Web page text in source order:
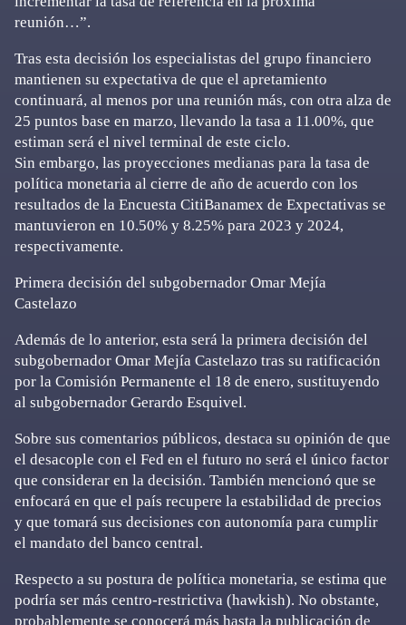
reunión…”.
Tras esta decisión los especialistas del grupo financiero
mantienen su expectativa de que el apretamiento
continuará, al menos por una reunión más, con otra alza de
25 puntos base en marzo, llevando la tasa a 11.00%, que
estiman será el nivel terminal de este ciclo.
Sin embargo, las proyecciones medianas para la tasa de
política monetaria al cierre de año de acuerdo con los
resultados de la Encuesta CitiBanamex de Expectativas se
mantuvieron en 10.50% y 8.25% para 2023 y 2024,
respectivamente.
Primera decisión del subgobernador Omar Mejía
Castelazo
Además de lo anterior, esta será la primera decisión del
subgobernador Omar Mejía Castelazo tras su ratificación
por la Comisión Permanente el 18 de enero, sustituyendo
al subgobernador Gerardo Esquivel.
Sobre sus comentarios públicos, destaca su opinión de que
el desacople con el Fed en el futuro no será el único factor
que considerar en la decisión. También mencionó que se
enfocará en que el país recupere la estabilidad de precios
y que tomará sus decisiones con autonomía para cumplir
el mandato del banco central.
Respecto a su postura de política monetaria, se estima que
podría ser más centro-restrictiva (hawkish). No obstante,
probablemente se conocerá más hasta la publicación de